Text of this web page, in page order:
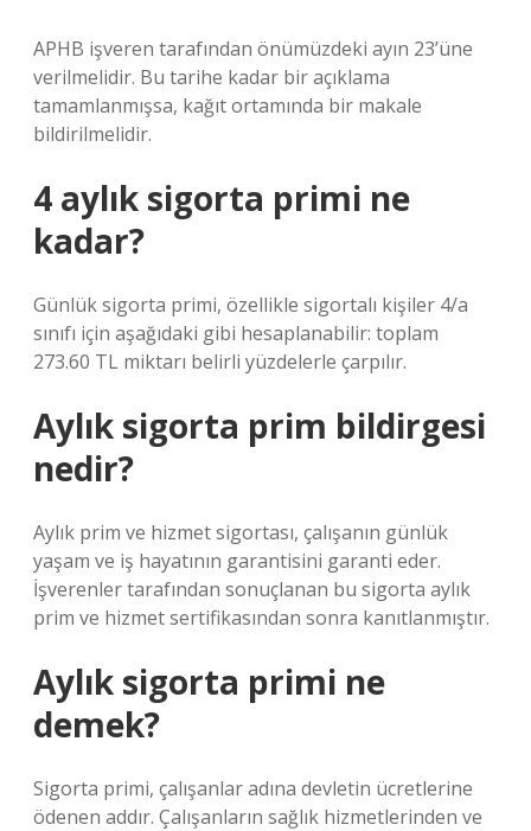
APHB işveren tarafından önümüzdeki ayın 23’üne
verilmelidir. Bu tarihe kadar bir açıklama
tamamlanmışsa, kağıt ortamında bir makale
bildirilmelidir.
4 aylık sigorta primi ne
kadar?
Günlük sigorta primi, özellikle sigortalı kişiler 4/a
sınıfı için aşağıdaki gibi hesaplanabilir: toplam
273.60 TL miktarı belirli yüzdelerle çarpılır.
Aylık sigorta prim bildirgesi
nedir?
Aylık prim ve hizmet sigortası, çalışanın günlük
yaşam ve iş hayatının garantisini garanti eder.
İşverenler tarafından sonuçlanan bu sigorta aylık
prim ve hizmet sertifikasından sonra kanıtlanmıştır.
Aylık sigorta primi ne
demek?
Sigorta primi, çalışanlar adına devletin ücretlerine
ödenen addır. Çalışanların sağlık hizmetlerinden ve